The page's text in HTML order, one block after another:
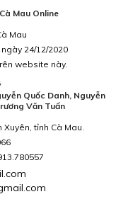
Mau Online
Mau
24/12/2020
website này.
Quốc Danh, Nguyễn
Văn Tuấn
tỉnh Cà Mau.